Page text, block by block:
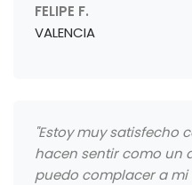
FELIPE F.
VALENCIA
"Estoy muy satisfecho
hacen sentir como un
puedo complacer a mi